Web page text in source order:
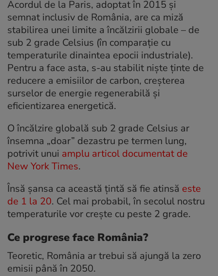
Acordul de la Paris, adoptat în 2015 și
semnat inclusiv de România, are ca miză
stabilirea unei limite a încălzirii globale – de
sub 2 grade Celsius (în comparație cu
temperaturile dinaintea epocii industriale).
Pentru a face asta, s-au stabilit niște ținte de
reducere a emisiilor de carbon, creșterea
surselor de energie regenerabilă și
eficientizarea energetică.
O încălzire globală sub 2 grade Celsius ar
însemna „doar” dezastru pe termen lung,
potrivit unui amplu articol documentat de
New York Times.
Însă șansa ca această țintă să fie atinsă este
de 1 la 20. Cel mai probabil, în secolul nostru
temperaturile vor crește cu peste 2 grade.
Ce progrese face România?
Teoretic, România ar trebui să ajungă la zero
emisii până în 2050.